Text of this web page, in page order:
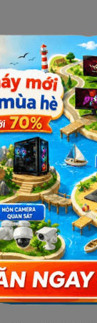
- L2520D
HL - L2321D
HL - L2366DW
MFC - 2701DW